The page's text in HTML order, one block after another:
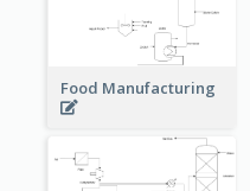
Food Manufacturing